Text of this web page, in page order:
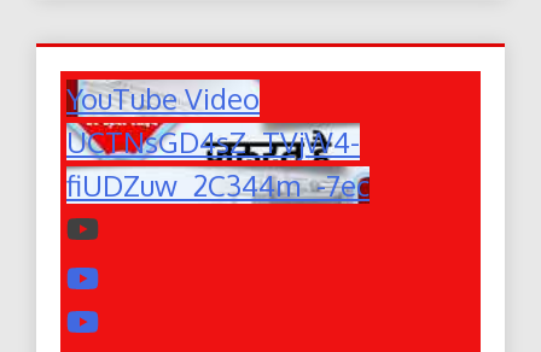
YouTube Video
UCTNsGD4sZ_TVjW4-
fiUDZuw_2C344m_-7ec